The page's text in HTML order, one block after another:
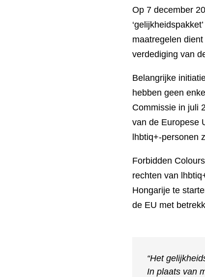
Op 7 december
maatregelen
verdediging van
Belangrijke
hebben geen
Commissie in juli
van de Europese
lhbtiq+-personen
Forbidden
rechten van
Hongarije te
de EU met
“Het
In plaats van